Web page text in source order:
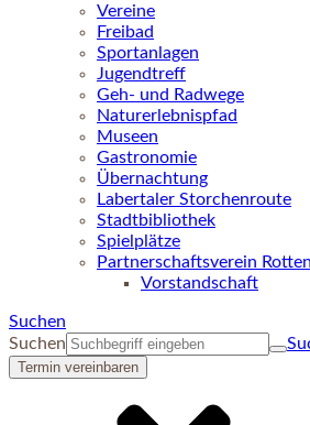
Vereine
Freibad
Sportanlagen
Jugendtreff
Geh- und Radwege
Naturerlebnispfad
Museen
Gastronomie
Übernachtung
Labertaler Storchenroute
Stadtbibliothek
Spielplätze
Partnerschaftsverein
Vorstandschaft
Suchen
Suchen
Termin vereinbaren